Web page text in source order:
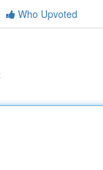
Who Upvoted